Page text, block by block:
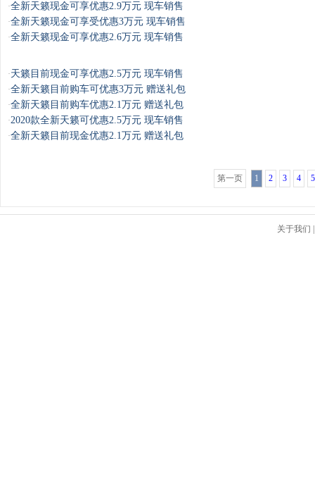
·全新天籁现金可享优惠2.9万元 现车销售
·全新天籁现金可享受优惠3万元 现车销售
·全新天籁现金可享优惠2.6万元 现车销售
·天籁目前现金可享优惠2.5万元 现车销售
·全新天籁目前购车可优惠3万元 赠送礼包
·全新天籁目前购车优惠2.1万元 赠送礼包
·2020款全新天籁可优惠2.5万元 现车销售
·全新天籁目前现金优惠2.1万元 赠送礼包
第一页 1 2 3 4 5
关于我们